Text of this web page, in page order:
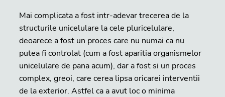
Mai complicata a fost intr-adevar trecerea de la
structurile unicelulare la cele pluricelulare,
deoarece a fost un proces care nu numai ca nu
putea fi controlat (cum a fost aparitia organismelor
unicelulare de pana acum), dar a fost si un proces
complex, greoi, care cerea lipsa oricarei interventii
de la exterior. Astfel ca a avut loc o minima